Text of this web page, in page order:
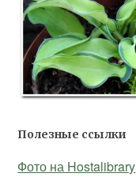
Полезные ссылки
Фото на Hostalibrary